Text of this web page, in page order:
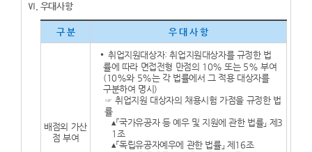
Ⅵ. 우대사항
구 분 우 대 사 항
배점외 가산
점 부여
취업지원대상자: 취업지원대상자를 규정한 법
률에 따라 면접전형 만점의 10% 또는 5% 부여
(10%와 5%는 각 법률에서 그 적용 대상자를
구분하여 명시)
☞ 취업지원 대상자의 채용시험 가점을 규정한 법
률
▴「국가유공자 등 예우 및 지원에 관한 법률」 제3
1조
▴「독립유공자예우에 관한 법률」 제16조